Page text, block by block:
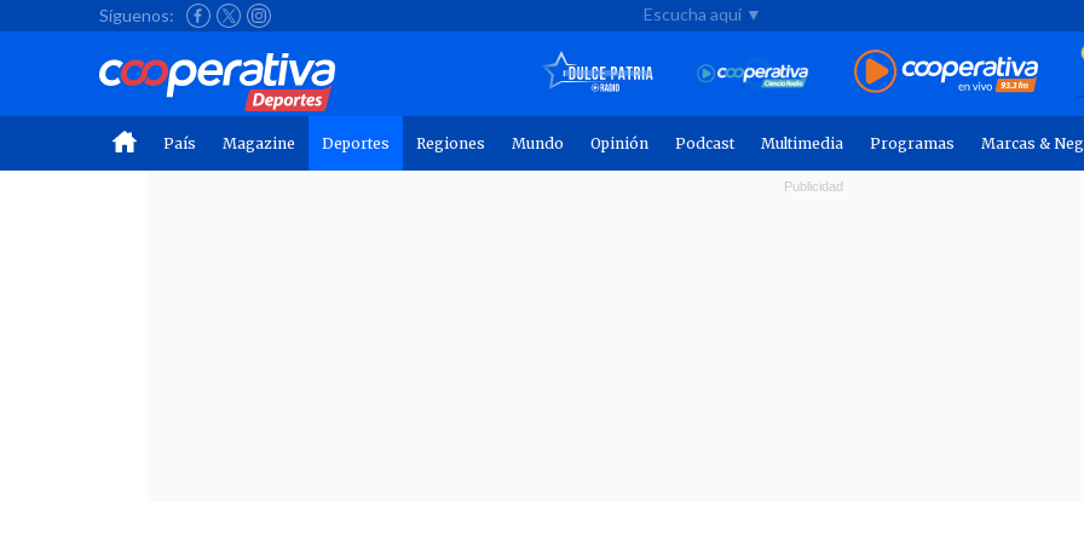
Síguenos: Escucha aquí ▼
País Magazine Deportes Regiones Mundo Opinión Podcast Multimedia Programas Marcas &